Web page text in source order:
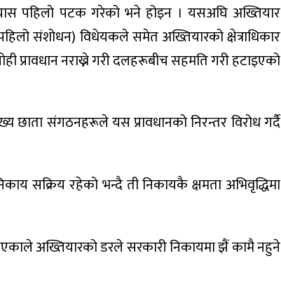
पहिलो पटक गरेको भने होइन । यसअघि अख्तियार
संशोधन) विधेयकले समेत अख्तियारको क्षेत्राधिकार
प्रावधान नराख्ने गरी दलहरूबीच सहमति गरी हटाइएको
छाता संगठनहरूले यस प्रावधानको निरन्तर विरोध गर्दै
सक्रिय रहेको भन्दै ती निकायकै क्षमता अभिवृद्धिमा
भएकाले अख्तियारको डरले सरकारी निकायमा झैं कामै नहुने